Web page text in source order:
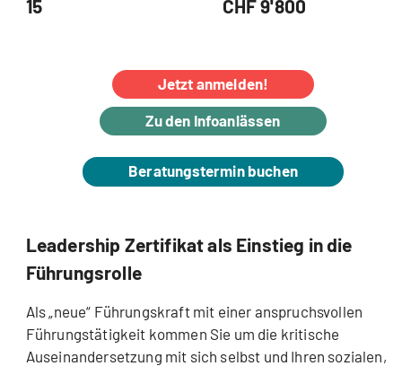
15 CHF 9'800
Jetzt anmelden!
Zu den Infoanlässen
Beratungstermin buchen
Leadership Zertifikat als Einstieg in die
Führungsrolle
Als „neue“ Führungskraft mit einer anspruchsvollen
Führungstätigkeit kommen Sie um die kritische
Auseinandersetzung mit sich selbst und Ihren sozialen,